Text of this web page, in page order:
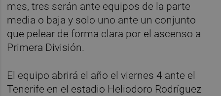
mes, tres serán ante equipos de la parte
media o baja y solo uno ante un conjunto
que pelear de forma clara por el ascenso a
Primera División.
El equipo abrirá el año el viernes 4 ante el
Tenerife en el estadio Heliodoro Rodríguez